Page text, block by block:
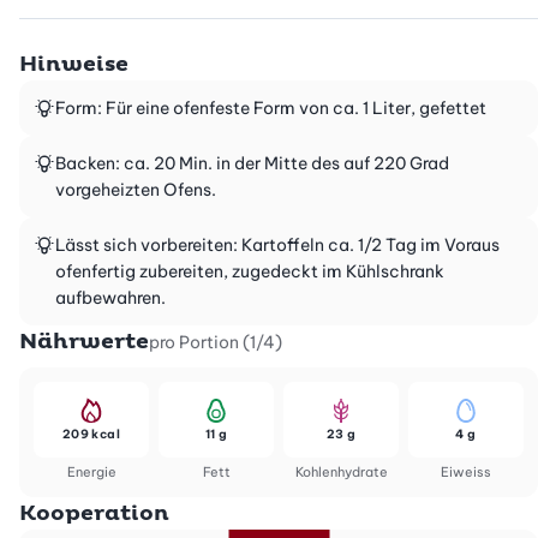
Hinweise
Form: Für eine ofenfeste Form von ca. 1 Liter, gefettet
Backen: ca. 20 Min. in der Mitte des auf 220 Grad
vorgeheizten Ofens.
Lässt sich vorbereiten: Kartoffeln ca. 1/2 Tag im Voraus
ofenfertig zubereiten, zugedeckt im Kühlschrank
aufbewahren.
Nährwertepro Portion (1/4)
Energie
209 kcal
Fett
11 g
Kohlenhydrate
23 g
Eiweiss
4 g
Kooperation